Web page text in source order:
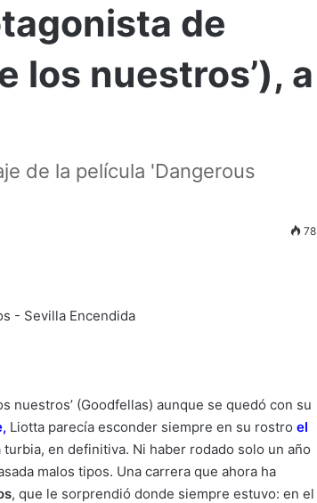
de
los nuestros’), a
de la película 'Dangerous
78
nuestros’ (Goodfellas) aunque se quedó con su
, Liotta parecía esconder siempre en su rostro el
en definitiva. Ni haber rodado solo un año
malos tipos. Una carrera que ahora ha
, que le sorprendió donde siempre estuvo: en el